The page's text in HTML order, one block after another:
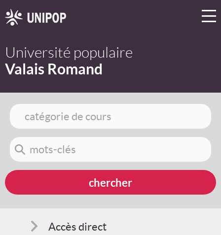
Université populaire
Valais Romand
Accès direct